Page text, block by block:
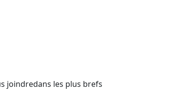
joindredans les plus brefs